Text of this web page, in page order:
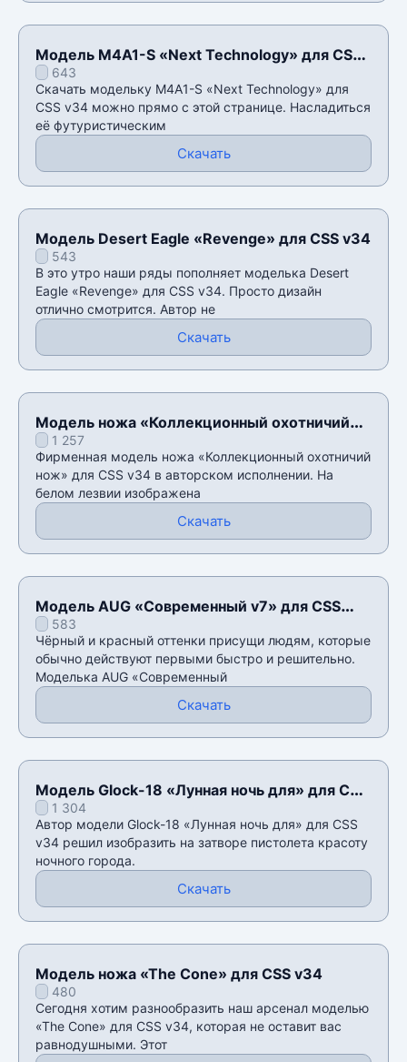
Модель M4A1-S «Next Technology» для CSS
v34643
Скачать модельку M4A1-S «Next Technology» для
CSS v34 можно прямо с этой странице. Насладиться
её футуристическим
Скачать
Модель Desert Eagle «Revenge» для CSS v34
543
В это утро наши ряды пополняет моделька Desert
Eagle «Revenge» для CSS v34. Просто дизайн
отлично смотрится. Автор не
Скачать
Модель ножа «Коллекционный охотничий
нож» для CSS v34
1 257
Фирменная модель ножа «Коллекционный охотничий
нож» для CSS v34 в авторском исполнении. На
белом лезвии изображена
Скачать
Модель AUG «Современный v7» для CSS
v34583
Чёрный и красный оттенки присущи людям, которые
обычно действуют первыми быстро и решительно.
Моделька AUG «Современный
Скачать
Модель Glock-18 «Лунная ночь для» для CSS
v341 304
Автор модели Glock-18 «Лунная ночь для» для CSS
v34 решил изобразить на затворе пистолета красоту
ночного города.
Скачать
Модель ножа «The Cone» для CSS v34
480
Сегодня хотим разнообразить наш арсенал моделью
«The Cone» для CSS v34, которая не оставит вас
равнодушными. Этот